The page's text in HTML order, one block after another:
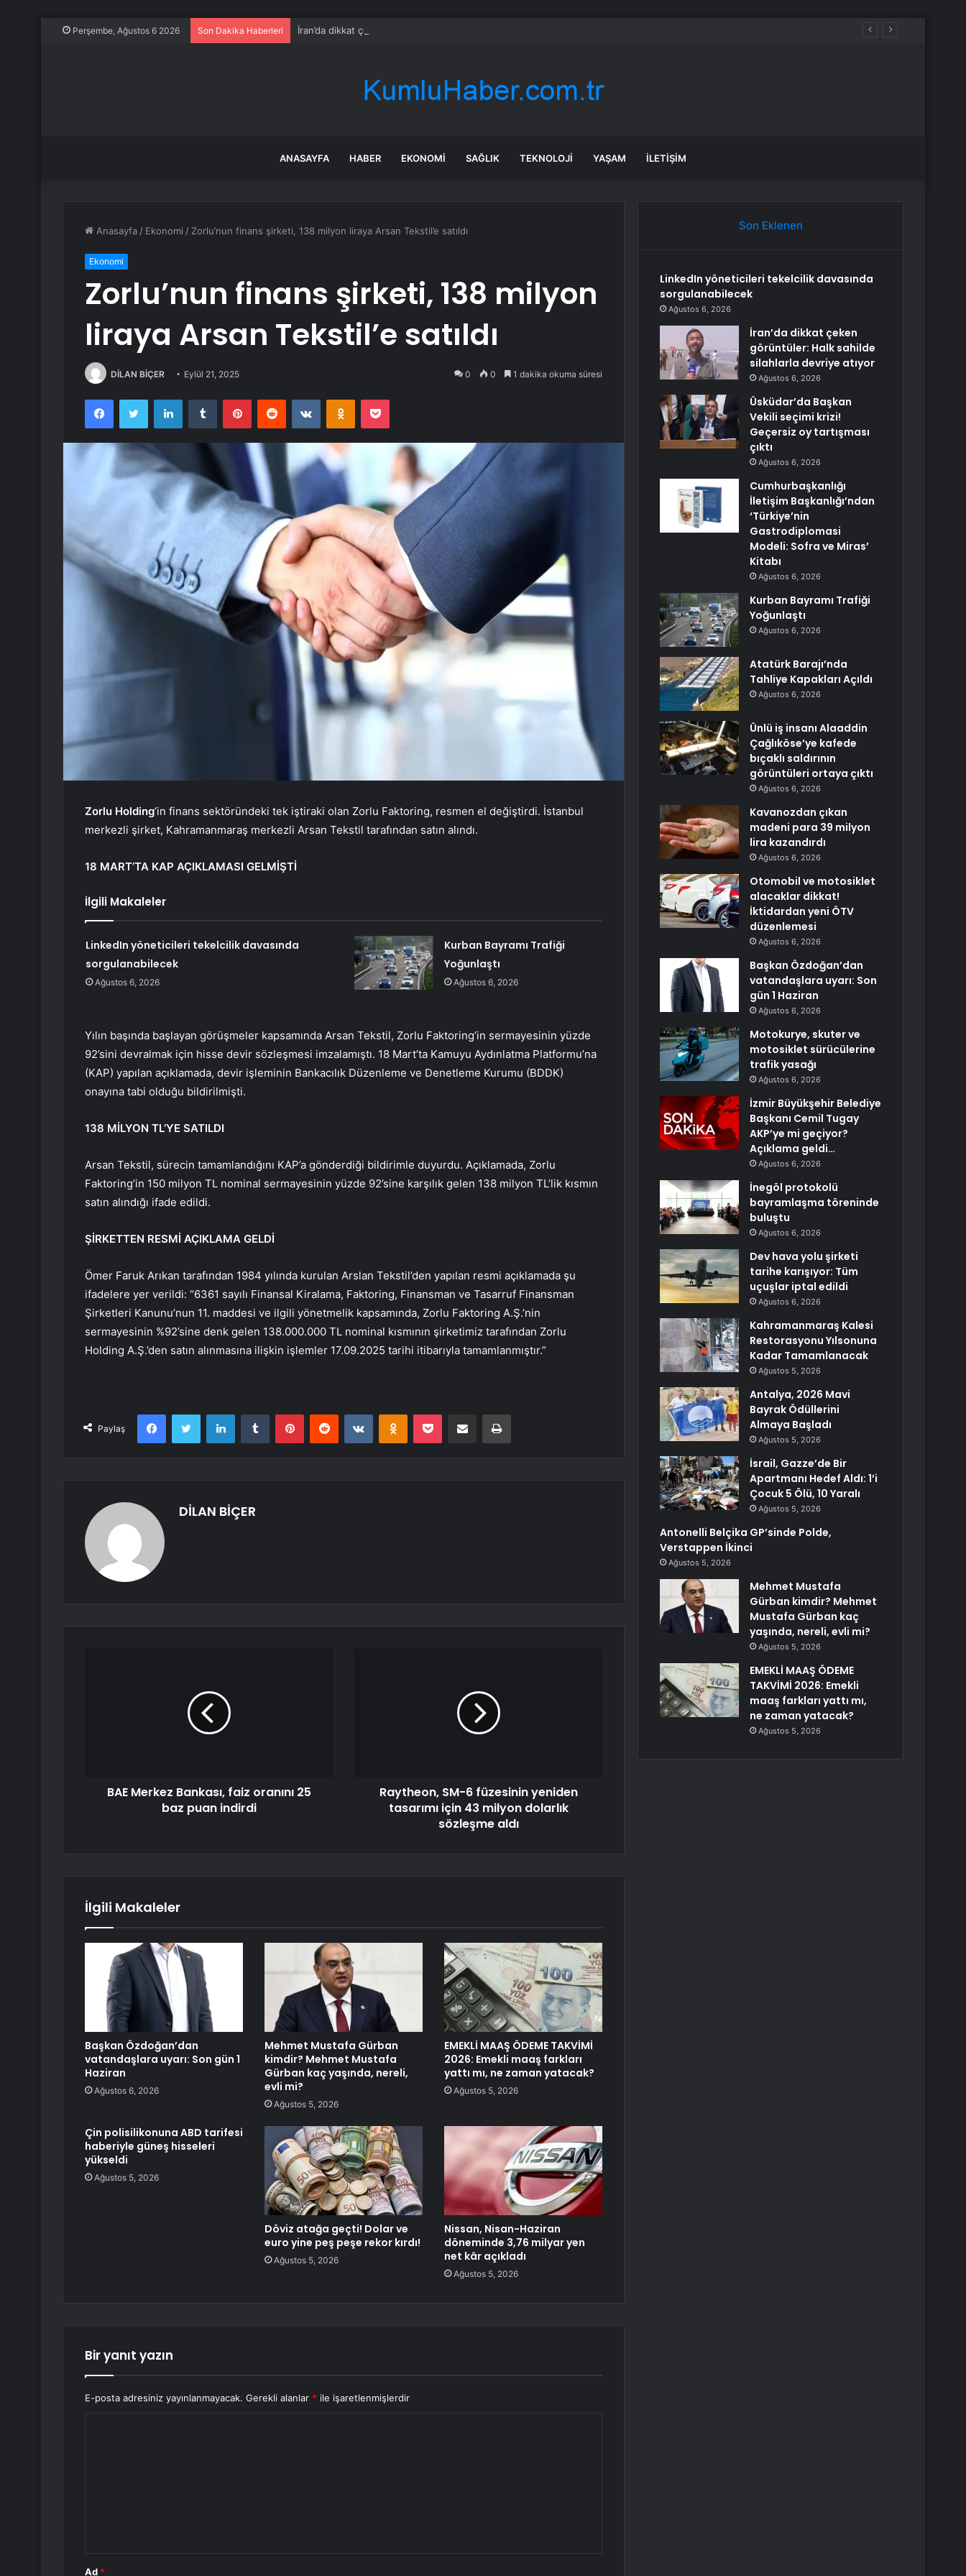
Perşembe, Ağustos 6 2026 Son Dakika Haberleri İran’da dikkat çeken görüntüler: Halk sahilde silahlarla devriye atıyor
ANASAYFA HABER EKONOMI SAĞLIK TEKNOLOJI YAŞAM İLETIŞIM
Anasayfa / Ekonomi / Zorlu’nun finans şirketi, 138 milyon liraya Arsan Tekstil’e satıldı
Ekonomi
Zorlu’nun finans şirketi, 138 milyon
liraya Arsan Tekstil’e satıldı
DİLAN BİÇER Eylül 21, 2025 0 0 1 dakika okuma süresi
FacebookTwitter LinkedInTumblr PinterestReddit VKontakteOdnoklassniki
Pocket
Zorlu Holding‘in finans sektöründeki tek iştiraki olan Zorlu Faktoring, resmen el değiştirdi. İstanbul
merkezli şirket, Kahramanmaraş merkezli Arsan Tekstil tarafından satın alındı.
18 MART’TA KAP AÇIKLAMASI GELMİŞTİ
İlgili Makaleler
LinkedIn yöneticileri tekelcilik davasında
sorgulanabilecek
Ağustos 6, 2026
Kurban Bayramı Trafiği
Yoğunlaştı
Ağustos 6, 2026
Yılın başında başlayan görüşmeler kapsamında Arsan Tekstil, Zorlu Faktoring’in sermayesinin yüzde
92’sini devralmak için hisse devir sözleşmesi imzalamıştı. 18 Mart’ta Kamuyu Aydınlatma Platformu’na
(KAP) yapılan açıklamada, devir işleminin Bankacılık Düzenleme ve Denetleme Kurumu (BDDK)
onayına tabi olduğu bildirilmişti.
138 MİLYON TL’YE SATILDI
Arsan Tekstil, sürecin tamamlandığını KAP’a gönderdiği bildirimle duyurdu. Açıklamada, Zorlu
Faktoring’in 150 milyon TL nominal sermayesinin yüzde 92’sine karşılık gelen 138 milyon TL’lik kısmın
satın alındığı ifade edildi.
ŞİRKETTEN RESMİ AÇIKLAMA GELDİ
Ömer Faruk Arıkan tarafından 1984 yılında kurulan Arslan Tekstil’den yapılan resmi açıklamada şu
ifadelere yer verildi: “6361 sayılı Finansal Kiralama, Faktoring, Finansman ve Tasarruf Finansman
Şirketleri Kanunu’nun 11. maddesi ve ilgili yönetmelik kapsamında, Zorlu Faktoring A.Ş.’nin
sermayesinin %92’sine denk gelen 138.000.000 TL nominal kısmının şirketimiz tarafından Zorlu
Holding A.Ş.’den satın alınmasına ilişkin işlemler 17.09.2025 tarihi itibarıyla tamamlanmıştır.”
Paylaş
FacebookTwitter LinkedInTumblr PinterestReddit VKontakteOdnoklassniki
Pocket E-Posta ile paylaş Yazdır
DİLAN BİÇER
BAE Merkez Bankası, faiz oranını 25
baz puan indirdi
Raytheon, SM-6 füzesinin yeniden
tasarımı için 43 milyon dolarlık
sözleşme aldı
İlgili Makaleler
Başkan Özdoğan’dan
vatandaşlara uyarı: Son gün 1
Haziran
Ağustos 6, 2026
Mehmet Mustafa Gürban
kimdir? Mehmet Mustafa
Gürban kaç yaşında, nereli,
evli mi?
Ağustos 5, 2026
EMEKLİ MAAŞ ÖDEME TAKVİMİ
2026: Emekli maaş farkları
yattı mı, ne zaman yatacak?
Ağustos 5, 2026
Çin polisilikonuna ABD tarifesi
haberiyle güneş hisseleri
yükseldi
Ağustos 5, 2026
Döviz atağa geçti! Dolar ve
euro yine peş peşe rekor kırdı!
Ağustos 5, 2026
Nissan, Nisan-Haziran
döneminde 3,76 milyar yen
net kâr açıkladı
Ağustos 5, 2026
Bir yanıt yazın
E-posta adresiniz yayınlanmayacak. Gerekli alanlar * ile işaretlenmişlerdir
Ad *
Son Eklenen
LinkedIn yöneticileri tekelcilik davasında
sorgulanabilecek
Ağustos 6, 2026
İran’da dikkat çeken
görüntüler: Halk sahilde
silahlarla devriye atıyor
Ağustos 6, 2026
Üsküdar’da Başkan
Vekili seçimi krizi!
Geçersiz oy tartışması
çıktı
Ağustos 6, 2026
Cumhurbaşkanlığı
İletişim Başkanlığı’ndan
‘Türkiye’nin
Gastrodiplomasi
Modeli: Sofra ve Miras’
Kitabı
Ağustos 6, 2026
Kurban Bayramı Trafiği
Yoğunlaştı
Ağustos 6, 2026
Atatürk Barajı’nda
Tahliye Kapakları Açıldı
Ağustos 6, 2026
Ünlü iş insanı Alaaddin
Çağlıköse’ye kafede
bıçaklı saldırının
görüntüleri ortaya çıktı
Ağustos 6, 2026
Kavanozdan çıkan
madeni para 39 milyon
lira kazandırdı
Ağustos 6, 2026
Otomobil ve motosiklet
alacaklar dikkat!
İktidardan yeni ÖTV
düzenlemesi
Ağustos 6, 2026
Başkan Özdoğan’dan
vatandaşlara uyarı: Son
gün 1 Haziran
Ağustos 6, 2026
Motokurye, skuter ve
motosiklet sürücülerine
trafik yasağı
Ağustos 6, 2026
İzmir Büyükşehir Belediye
Başkanı Cemil Tugay
AKP’ye mi geçiyor?
Açıklama geldi…
Ağustos 6, 2026
İnegöl protokolü
bayramlaşma töreninde
buluştu
Ağustos 6, 2026
Dev hava yolu şirketi
tarihe karışıyor: Tüm
uçuşlar iptal edildi
Ağustos 6, 2026
Kahramanmaraş Kalesi
Restorasyonu Yılsonuna
Kadar Tamamlanacak
Ağustos 5, 2026
Antalya, 2026 Mavi
Bayrak Ödüllerini
Almaya Başladı
Ağustos 5, 2026
İsrail, Gazze’de Bir
Apartmanı Hedef Aldı: 1’i
Çocuk 5 Ölü, 10 Yaralı
Ağustos 5, 2026
Antonelli Belçika GP’sinde Polde,
Verstappen İkinci
Ağustos 5, 2026
Mehmet Mustafa
Gürban kimdir? Mehmet
Mustafa Gürban kaç
yaşında, nereli, evli mi?
Ağustos 5, 2026
EMEKLİ MAAŞ ÖDEME
TAKVİMİ 2026: Emekli
maaş farkları yattı mı,
ne zaman yatacak?
Ağustos 5, 2026